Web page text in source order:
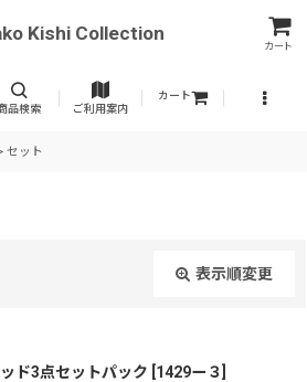
Kishi Collection
カート
品検索 ご利用案内
カート
セット
表示順変更
ド3点セットパック 1429ー３